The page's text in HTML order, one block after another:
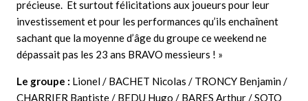
précieuse. Et surtout félicitations aux joueurs pour leur
investissement et pour les performances qu’ils enchaînent
sachant que la moyenne d’âge du groupe ce weekend ne
dépassait pas les 23 ans BRAVO messieurs ! »
Le groupe : Lionel / BACHET Nicolas / TRONCY Benjamin /
CHARRIER Baptiste / BEDU Hugo / BARES Arthur / SOTO